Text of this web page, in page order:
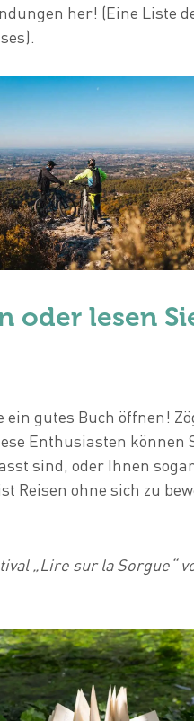
her! (Eine Liste
oder lesen
gutes Buch öffnen!
Enthusiasten können
sind, oder Ihnen
Reisen ohne sich zu
„Lire sur la Sorgue“